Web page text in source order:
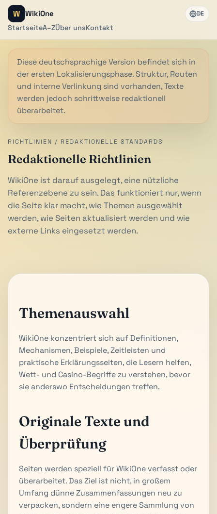
W WikiOne
StartseiteA–ZÜber unsKontakt
DE
Diese deutschsprachige Version befindet sich in
der ersten Lokalisierungsphase. Struktur, Routen
und interne Verlinkung sind vorhanden, Texte
werden jedoch schrittweise redaktionell
überarbeitet.
RICHTLINIEN / REDAKTIONELLE STANDARDS
Redaktionelle Richtlinien
WikiOne ist darauf ausgelegt, eine nützliche
Referenzebene zu sein. Das funktioniert nur, wenn
die Seite klar macht, wie Themen ausgewählt
werden, wie Seiten aktualisiert werden und wie
externe Links eingesetzt werden.
Themenauswahl
WikiOne konzentriert sich auf Definitionen,
Mechanismen, Beispiele, Zeitleisten und
praktische Erklärungsseiten, die Lesern helfen,
Wett- und Casino-Begriffe zu verstehen, bevor
sie anderswo Entscheidungen treffen.
Originale Texte und
Überprüfung
Seiten werden speziell für WikiOne verfasst oder
überarbeitet. Das Ziel ist nicht, in großem
Umfang dünne Zusammenfassungen neu zu
verpacken, sondern eine engere Sammlung von